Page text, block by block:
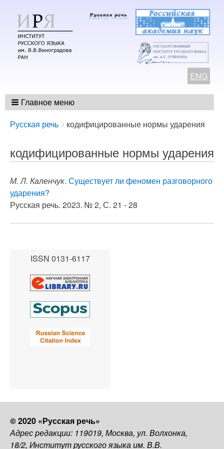
ENG
Главное меню
Breadcrumbs
You
here:
Русская речь кодифицированные нормы ударения
кодифицированные нормы ударения
М. Л. Каленчук. Существует ли феномен разговорного
ударения?
Русская речь. 2023. № 2, С. 21 - 28
ISSN 0131-6117
© 2020 «Русская речь»
Адрес редакции: 119019, Москва, ул. Волхонка,
18/2, Институт русского языка им. В.В.